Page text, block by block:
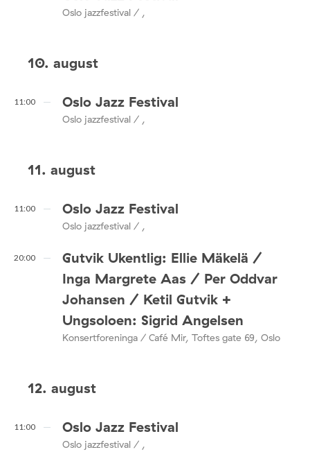
Oslo jazzfestival / ,
10. august
11:00 Oslo Jazz Festival
Oslo jazzfestival / ,
11. august
11:00 Oslo Jazz Festival
Oslo jazzfestival / ,
20:00
Gutvik Ukentlig: Ellie Mäkelä /
Inga Margrete Aas / Per Oddvar
Johansen / Ketil Gutvik +
Ungsoloen: Sigrid Angelsen
Konsertforeninga / Café Mir, Toftes gate 69, Oslo
12. august
11:00 Oslo Jazz Festival
Oslo jazzfestival / ,